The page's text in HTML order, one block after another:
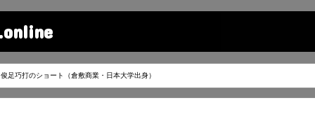
足巧打のショート（倉敷商業・日本大学出身）